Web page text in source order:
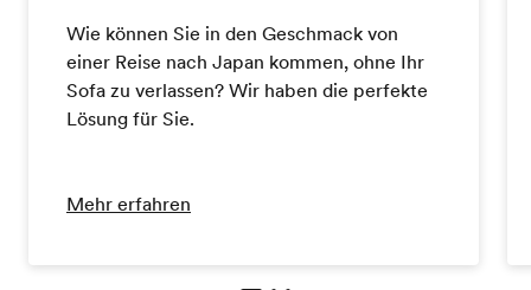
Wie können Sie in den Geschmack von
einer Reise nach Japan kommen, ohne Ihr
Sofa zu verlassen? Wir haben die perfekte
Lösung für Sie.
Mehr erfahren